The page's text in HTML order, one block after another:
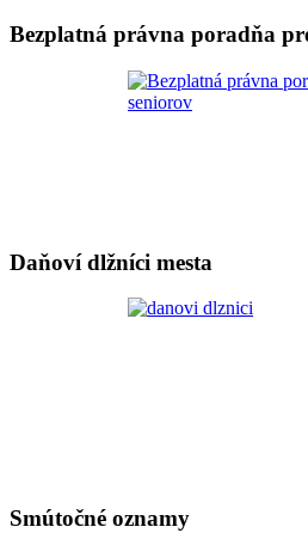
Bezplatná právna poradňa
Daňoví dlžníci mesta
Smútočné oznamy